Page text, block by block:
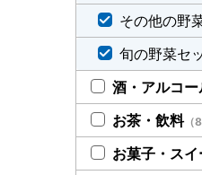
その他の野
旬の野菜セ
酒・アルコー
お茶・飲料（
お菓子・スイ